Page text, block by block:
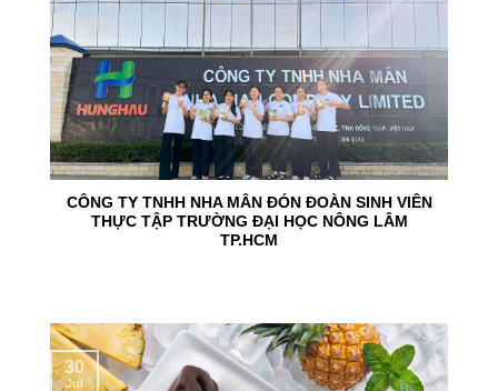
CÔNG TY TNHH NHA MÂN ĐÓN ĐOÀN SINH VIÊN
THỰC TẬP TRƯỜNG ĐẠI HỌC NÔNG LÂM
TP.HCM
30
Jul